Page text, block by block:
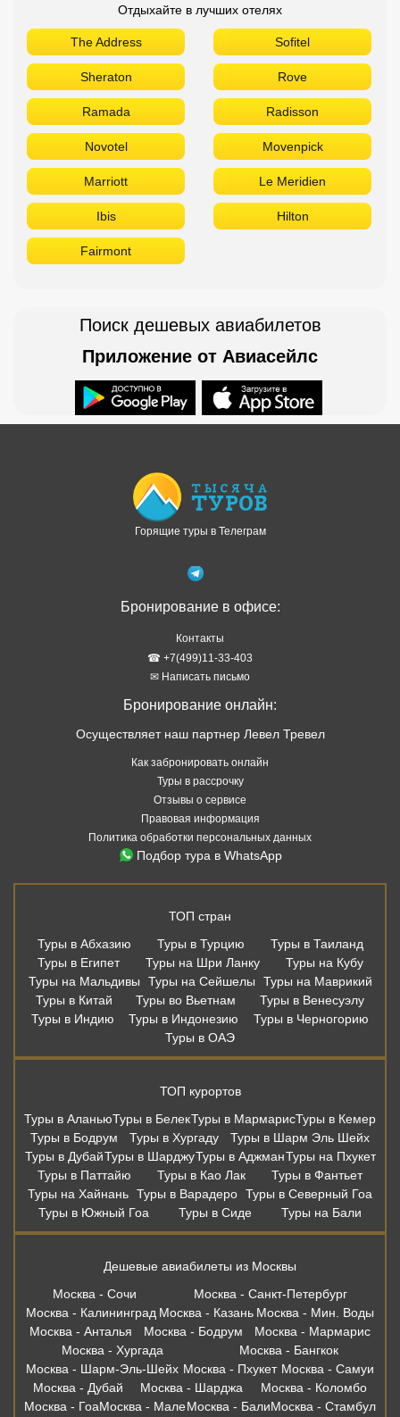
Отдыхайте в лучших отелях
The Address Sofitel
Sheraton Rove
Ramada Radisson
Novotel Movenpick
Marriott Le Meridien
Ibis Hilton
Fairmont
Поиск дешевых авиабилетов
Приложение от Авиасейлс
Горящие туры в Телеграм
Бронирование в офисе:
Контакты
☎ +7(499)11-33-403
✉ Написать письмо
Бронирование онлайн:
Осуществляет наш партнер Левел Тревел
Как забронировать онлайн
Туры в рассрочку
Отзывы о сервисе
Правовая информация
Политика обработки персональных данных
Подбор тура в WhatsApp
ТОП стран
Туры в Абхазию
Туры в Турцию
Туры в Таиланд
Туры в Египет
Туры на Шри Ланку
Туры на Кубу
Туры на Мальдивы
Туры на Сейшелы
Туры на Маврикий
Туры в Китай
Туры во Вьетнам
Туры в Венесуэлу
Туры в Индию
Туры в Индонезию
Туры в Черногорию
Туры в ОАЭ
ТОП курортов
Туры в АланьюТуры в БелекТуры в МармарисТуры в Кемер
Туры в Бодрум
Туры в Хургаду
Туры в Шарм Эль Шейх
Туры в ДубайТуры в ШарджуТуры в АджманТуры на Пхукет
Туры в Паттайю
Туры в Као Лак
Туры в Фантьет
Туры на Хайнань Туры в Варадеро Туры в Северный Гоа
Туры в Южный Гоа
Туры в Сиде Туры на Бали
Дешевые авиабилеты из Москвы
Москва - Сочи
Москва - Санкт-Петербург
Москва - Калининград Москва - Казань Москва - Мин. Воды
Москва - Анталья
Москва - Бодрум
Москва - Мармарис
Москва - Хургада
Москва - Бангкок
Москва - Шарм-Эль-Шейх Москва - Пхукет Москва - Самуи
Москва - Дубай
Москва - Шарджа
Москва - Коломбо
Москва - ГоаМосква - МалеМосква - БалиМосква - Стамбул